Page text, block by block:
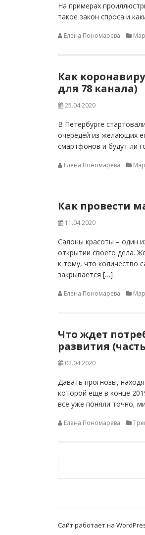
На примерах
такое закон спроса и
Елена Пономарева
Как
для 78 канала)
25.04.2020
В Петербурге
очередей из желающих
смартфонов и будут ли
Елена Пономарева
Как провести
11.04.2020
Салоны красоты – один
открытии своего дела.
к тому, что количество
закрывается […]
Елена Пономарева
Что ждет
развития
02.04.2020
Давать прогнозы,
которой еще в конце
все уже поняли точно,
Елена Пономарева
Сайт работает на